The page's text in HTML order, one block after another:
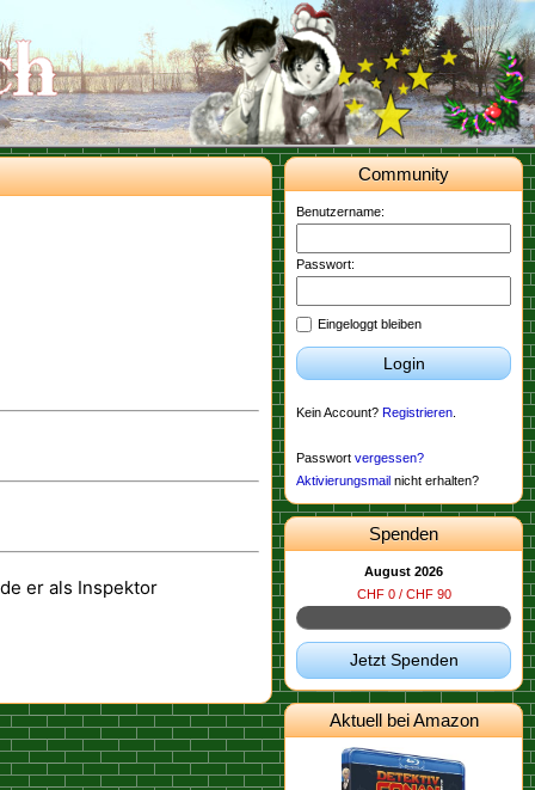
Community
Benutzername:
Passwort:
Eingeloggt bleiben
Login
Kein Account? Registrieren
Passwort vergessen?
Aktivierungsmail nicht erhalten?
Spenden
August 2026
CHF 0 / CHF 90
Jetzt Spenden
Aktuell bei Amazon
er als Inspektor